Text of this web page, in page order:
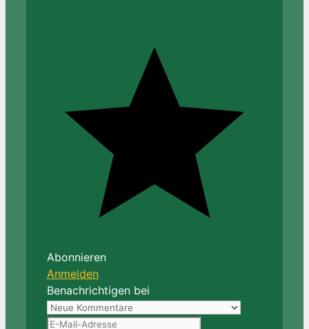
Abonnieren
Anmelden
Benachrichtigen bei